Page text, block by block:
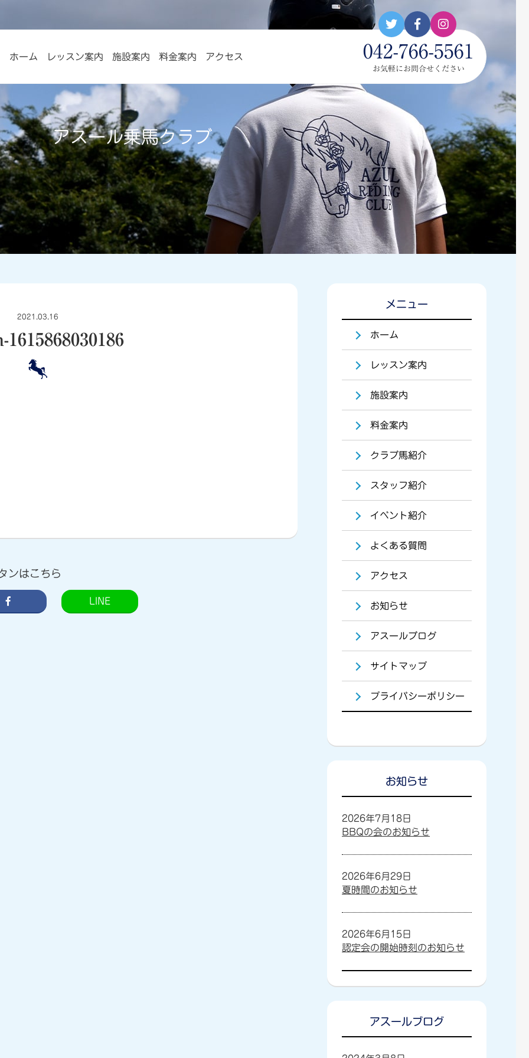
ホーム レッスン案内 施設案内 料金案内 アクセス 042-766-5561
お気軽にお問合せください
アスール乗馬クラブ
2021.03.16
1615868030186
ンはこちら
LINE
メニュー
ホーム
レッスン案内
施設案内
料金案内
クラブ馬紹介
スタッフ紹介
イベント紹介
よくある質問
アクセス
お知らせ
アスールブログ
サイトマップ
プライバシーポリシー
お知らせ
2026年7月18日
BBQの会のお知らせ
2026年6月29日
夏時間のお知らせ
2026年6月15日
認定会の開始時刻のお知らせ
アスールブログ